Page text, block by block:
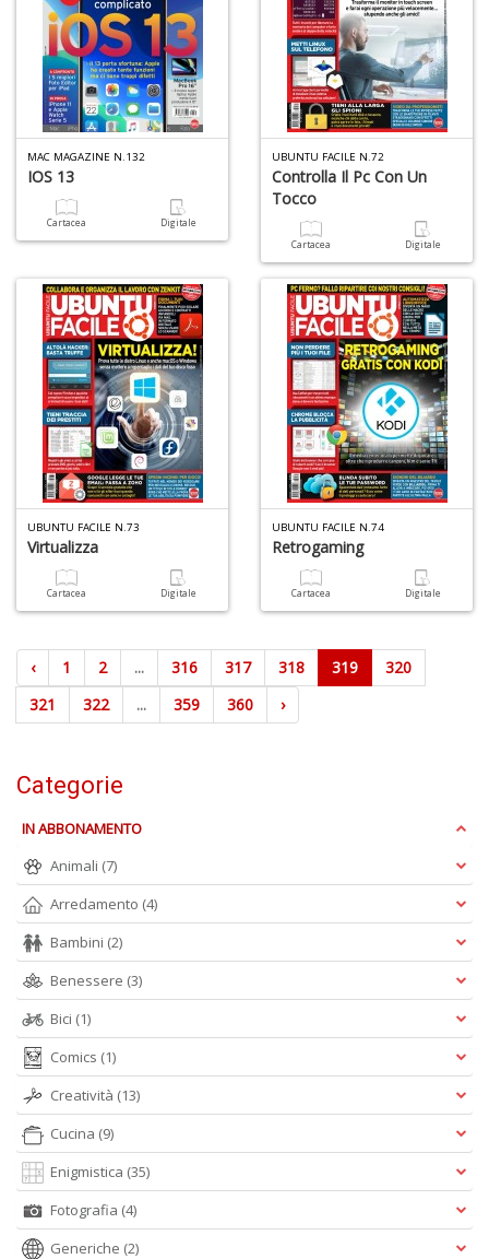
MAC MAGAZINE N.132
IOS 13
Cartacea Digitale
UBUNTU FACILE N.72
Controlla Il Pc Con Un
Tocco
Cartacea Digitale
UBUNTU FACILE N.73
Virtualizza
Cartacea Digitale
UBUNTU FACILE N.74
Retrogaming
Cartacea Digitale
‹ 1 2 ... 316 317 318 319
320
321
322 ... 359 360 ›
Categorie
IN ABBONAMENTO
Animali (7)
Arredamento (4)
Bambini (2)
Benessere (3)
Bici (1)
Comics (1)
Creatività (13)
Cucina (9)
Enigmistica (35)
Fotografia (4)
Generiche (2)